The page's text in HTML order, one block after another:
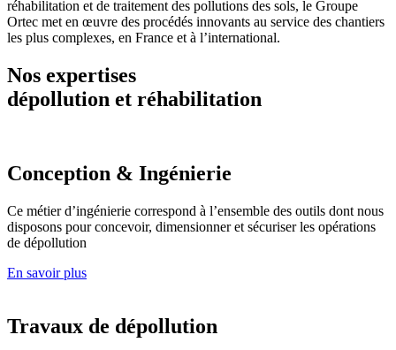
réhabilitation et de traitement des pollutions des sols, le Groupe
Ortec met en œuvre des procédés innovants au service des chantiers
les plus complexes, en France et à l’international.
Nos expertises
dépollution et réhabilitation
Conception & Ingénierie
Ce métier d’ingénierie correspond à l’ensemble des outils dont nous
disposons pour concevoir, dimensionner et sécuriser les opérations
de dépollution
En savoir plus
Travaux de dépollution